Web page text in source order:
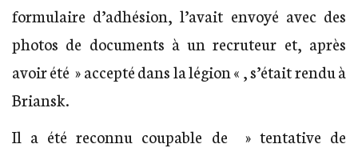
formulaire d’adhésion, l’avait envoyé avec des
photos de documents à un recruteur et, après
avoir été » accepté dans la légion « , s’était rendu à
Briansk.
Il a été reconnu coupable de » tentative de